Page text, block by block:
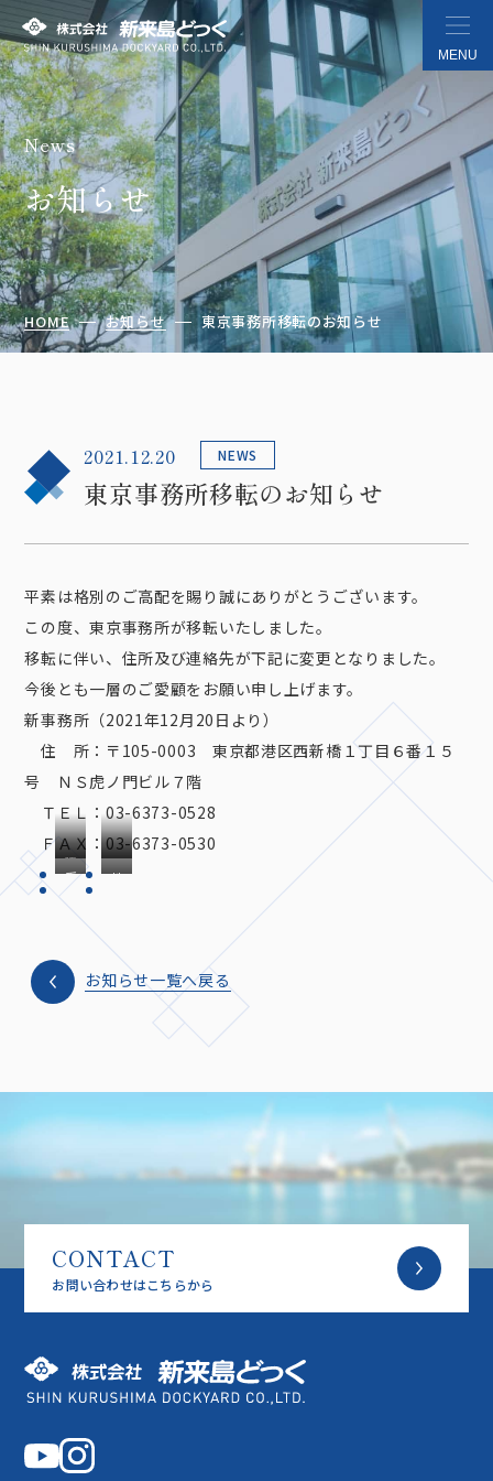
株式会社 新来島どっく
MENU
News
お知らせ
HOME お知らせ 東京事務所移転のお知らせ
2021.12.20 NEWS
東京事務所移転のお知らせ
平素は格別のご高配を賜り誠にありがとうございます。
この度、東京事務所が移転いたしました。
移転に伴い、住所及び連絡先が下記に変更となりました。
今後とも一層のご愛顧をお願い申し上げます。
新事務所（2021年12月20日より）
住 所：〒105-0003 東京都港区西新橋１丁目６番１５
号 ＮＳ虎ノ門ビル７階
ＴＥＬ：03-6373-0528
ＦＡＸ：03-6373-0530
建
物
外
エ
ン
ス
受
地
お知らせ一覧へ戻る
CONTACT
お問い合わせはこちらから